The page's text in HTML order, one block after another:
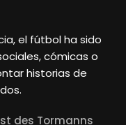
el fútbol ha sido
cómicas o
historias de
des Tormanns